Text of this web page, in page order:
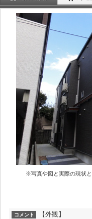
※写真や図と実際の現状
コメント 【外観】